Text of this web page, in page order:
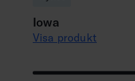
Iowa
Visa produkt